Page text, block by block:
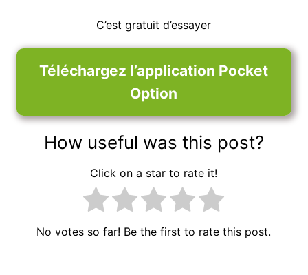
C’est gratuit d’essayer
Téléchargez l’application Pocket
Option
How useful was this post?
Click on a star to rate it!
No votes so far! Be the first to rate this post.